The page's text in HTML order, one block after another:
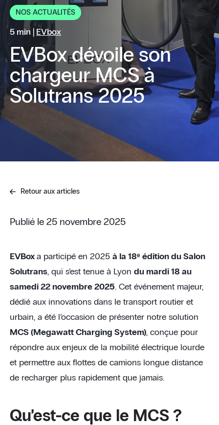
NOS ACTUALITÉS
5 min | EVbox
EVBox dévoile son
chargeur MCS à
Solutrans 2025
Retour aux articles
Publié le 25 novembre 2025
EVBox a participé en 2025 à la 18ᵉ édition du Salon
Solutrans, qui s’est tenue à Lyon du mardi 18 au
samedi 22 novembre 2025. Cet événement majeur,
dédié aux innovations dans le transport routier et
urbain, a été l’occasion de présenter notre solution
MCS (Megawatt Charging System), conçue pour
répondre aux enjeux de la mobilité électrique lourde
et permettre aux flottes de camions longue distance
de recharger plus rapidement que jamais.
Qu’est-ce que le MCS ?